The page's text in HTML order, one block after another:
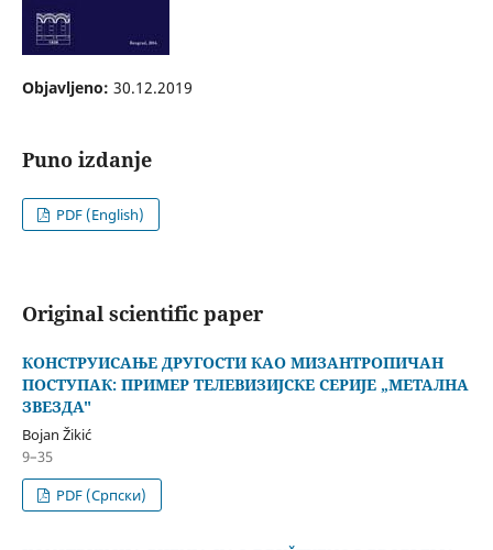
Objavljeno: 30.12.2019
Puno izdanje
PDF (English)
Original scientific paper
КОНСТРУИСАЊЕ ДРУГОСТИ КАО МИЗАНТРОПИЧАН
ПОСТУПАК: ПРИМЕР ТЕЛЕВИЗИЈСКЕ СЕРИЈЕ „МЕТАЛНА
ЗВЕЗДА"
Bojan Žikić
9–35
PDF (Cрпски)